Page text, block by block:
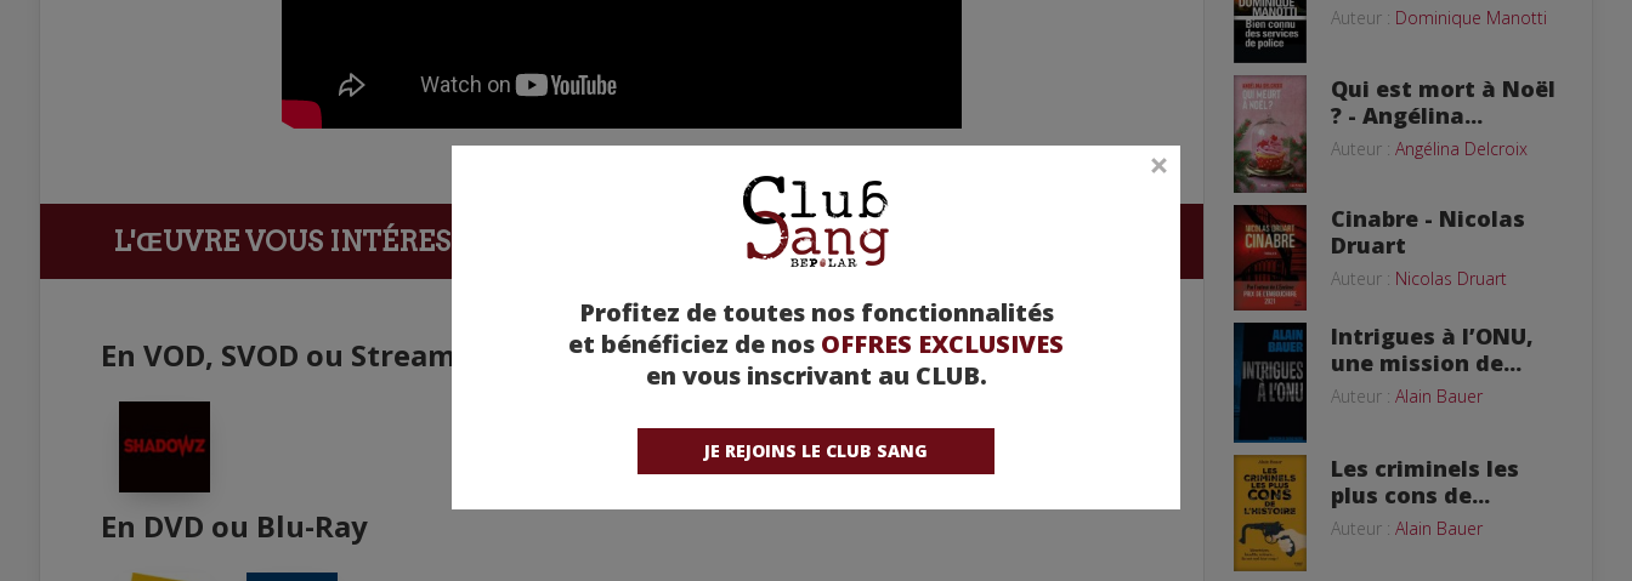
Profitez de toutes nos fonctionnalités
et bénéficiez de nos OFFRES EXCLUSIVES
en vous inscrivant au CLUB.
JE REJOINS LE CLUB SANG
L'ŒUVRE VOUS INTÉRESSE ? Achetez-la chez nos partenaires !
En VOD, SVOD ou Streaming
En DVD ou Blu-Ray
Auteur : Dominique Manotti
Qui est mort à Noël
? - Angélina...
Auteur : Angélina Delcroix
Cinabre - Nicolas
Druart
Auteur : Nicolas Druart
Intrigues à l’ONU,
une mission de...
Auteur : Alain Bauer
Les criminels les
plus cons de...
Auteur : Alain Bauer